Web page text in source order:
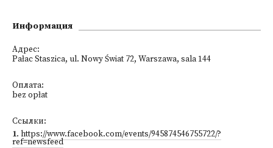
Информация
Адрес:
Pałac Staszica, ul. Nowy Świat 72, Warszawa, sala 144
Оплата:
bez opłat
Ссылки:
1. https://www.facebook.com/events/945874546755722/?
ref=newsfeed